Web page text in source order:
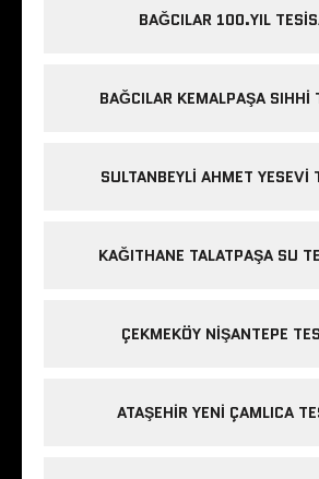
BAĞCILAR 100.YIL
BAĞCILAR KEMALPAŞA SIHHI
SULTANBEYLI AHMET YESEVI
KAĞITHANE TALATPAŞA SU
ÇEKMEKÖY NIŞANTEPE
ATAŞEHIR YENI ÇAMLICA